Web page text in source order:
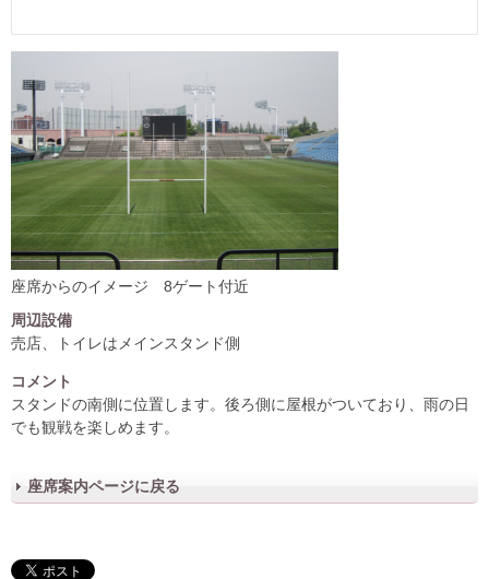
座席からのイメージ 8ゲート付近
周辺設備
売店、トイレはメインスタンド側
コメント
スタンドの南側に位置します。後ろ側に屋根がついており、雨の日
でも観戦を楽しめます。
座席案内ページに戻る